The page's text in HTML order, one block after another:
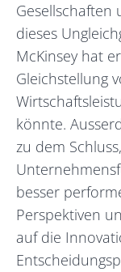
dieses
McKinsey hat
Gleichstellung
könnte.
zu dem
besser
Perspektiven
auf die